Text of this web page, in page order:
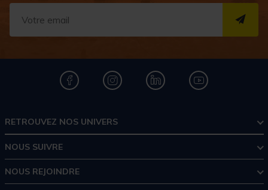
RETROUVEZ NOS UNIVERS
NOUS SUIVRE
NOUS REJOINDRE